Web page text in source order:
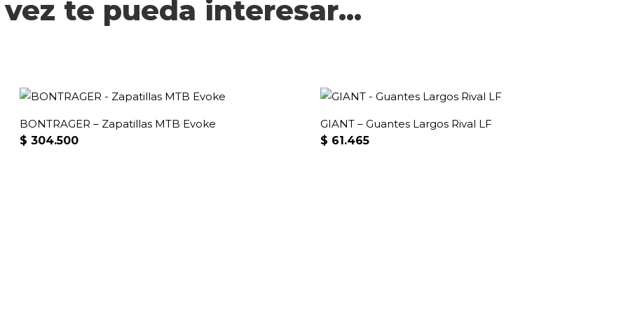
vez te pueda interesar...
BONTRAGER – Zapatillas MTB Evoke
$ 304.500
GIANT – Guantes Largos Rival LF
$ 61.465